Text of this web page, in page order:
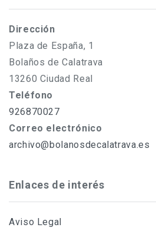
Dirección
Plaza de España, 1
Bolaños de Calatrava
13260 Ciudad Real
Teléfono
926870027
Correo electrónico
archivo@bolanosdecalatrava.es
Enlaces de interés
Aviso Legal